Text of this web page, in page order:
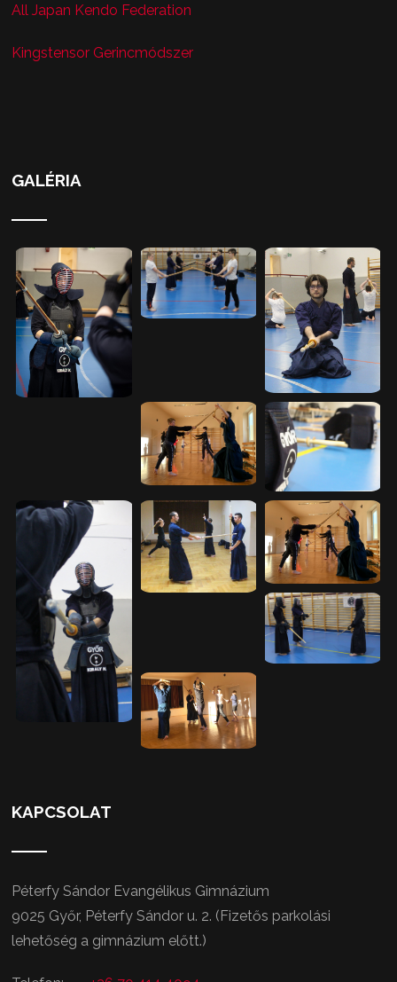
All Japan Kendo Federation
Kingstensor Gerincmódszer
GALÉRIA
KAPCSOLAT
Péterfy Sándor Evangélikus Gimnázium
9025 Győr, Péterfy Sándor u. 2. (Fizetős parkolási
lehetőség a gimnázium előtt.)